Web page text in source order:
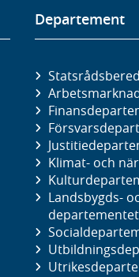
Departement
Klimat- och
Landsbygds-
departementet